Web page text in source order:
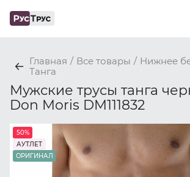
Главная / Все товары / Нижнее
Танга
Мужские трусы танга
Don Moris DM111832
50%
АУТЛЕТ
ОРИГИНАЛ